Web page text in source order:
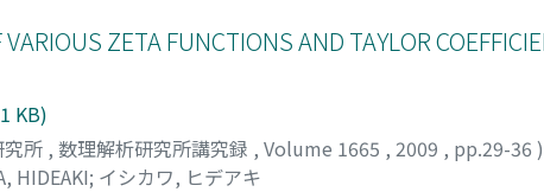
VARIOUS ZETA FUNCTIONS AND TAYLOR
KB)
所 , 数理解析研究所講究録 , Volume 1665 , 2009 , pp.29-36 )
HIDEAKI; イシカワ, ヒデアキ